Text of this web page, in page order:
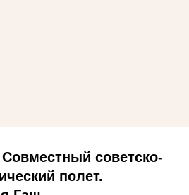
Совместный советско-
полет.